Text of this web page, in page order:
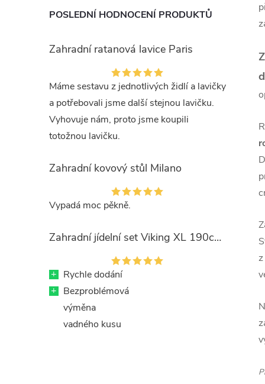
POSLEDNÍ HODNOCENÍ PRODUKTŮ
Zahradní ratanová lavice Paris
Máme sestavu z jednotlivých židlí a lavičky
a potřebovali jsme další stejnou lavičku.
Vyhovuje nám, proto jsme koupili
totožnou lavičku.
Zahradní kovový stůl Milano
Vypadá moc pěkně.
Zahradní jídelní set Viking XL 190cm + 8x kovová židle Ramada
+ Rychle dodání
+ Bezproblémová
výměna
vadného kusu